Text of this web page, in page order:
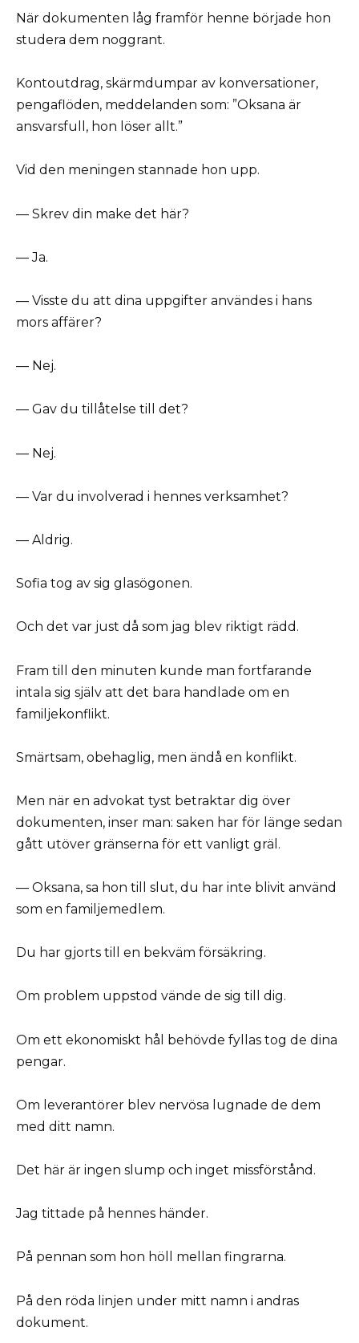
När dokumenten låg framför henne började hon
studera dem noggrant.
Kontoutdrag, skärmdumpar av konversationer,
pengaflöden, meddelanden som: ”Oksana är
ansvarsfull, hon löser allt.”
Vid den meningen stannade hon upp.
— Skrev din make det här?
— Ja.
— Visste du att dina uppgifter användes i hans
mors affärer?
— Nej.
— Gav du tillåtelse till det?
— Nej.
— Var du involverad i hennes verksamhet?
— Aldrig.
Sofia tog av sig glasögonen.
Och det var just då som jag blev riktigt rädd.
Fram till den minuten kunde man fortfarande
intala sig själv att det bara handlade om en
familjekonflikt.
Smärtsam, obehaglig, men ändå en konflikt.
Men när en advokat tyst betraktar dig över
dokumenten, inser man: saken har för länge sedan
gått utöver gränserna för ett vanligt gräl.
— Oksana, sa hon till slut, du har inte blivit använd
som en familjemedlem.
Du har gjorts till en bekväm försäkring.
Om problem uppstod vände de sig till dig.
Om ett ekonomiskt hål behövde fyllas tog de dina
pengar.
Om leverantörer blev nervösa lugnade de dem
med ditt namn.
Det här är ingen slump och inget missförstånd.
Jag tittade på hennes händer.
På pennan som hon höll mellan fingrarna.
På den röda linjen under mitt namn i andras
dokument.